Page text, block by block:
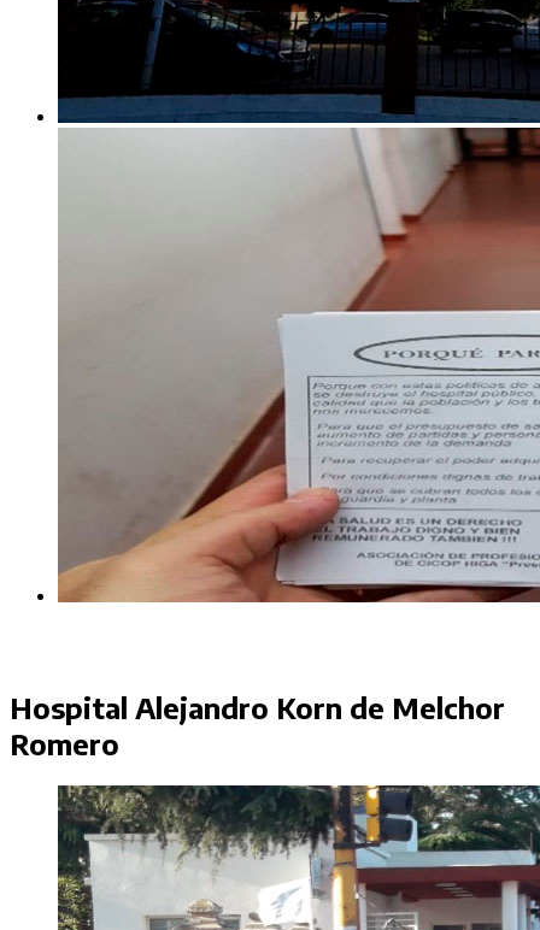
Hospital Alejandro Korn de Melchor
Romero